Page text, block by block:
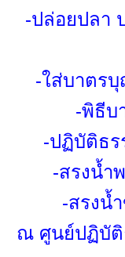
-ปล่อยปลา
-ใส่บาตร
-พิธีบ
-ปฏิบัติธร
-สรงน้ำ
-สรงน้
ณ ศูนย์ปฏิบัติ